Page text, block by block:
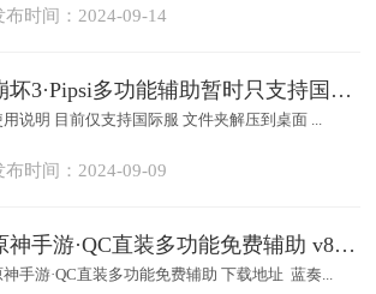
布时间：2024-09-14
崩坏3·Pipsi多功能辅助暂时只支持国际服 v0.2.5
使用说明 目前仅支持国际服 文件夹解压到桌面 ...
布时间：2024-09-09
原神手游·QC直装多功能免费辅助 v8.22
原神手游·QC直装多功能免费辅助 下载地址 蓝奏...